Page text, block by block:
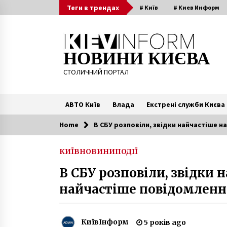
to
Теги в трендах # Київ # Киев Информ
НОВИНИ КИЄВА
СТОЛИЧНИЙ ПОРТАЛ
АВТО Київ Влада Екстрені служби Києва
Читають зараз
історичного будинку купця
варварством
5 років ago
Home В СБУ розповіли, звідки найчастіше
КИЇВНОВИНИПОДІЇ
В СБУ розповіли, звідки
найчастіше
КиївІнформ 5 років ago